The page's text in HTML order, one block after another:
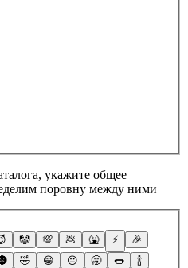
укажите общее
поровну между ними
🤡 💯 💩 🤮 ⚡️
🎉
🤣 😁 😐 🥱 🌭
🍾